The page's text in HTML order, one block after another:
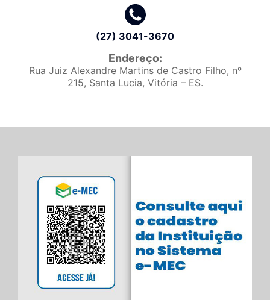
(27) 3041-3670
Endereço:
Rua Juiz Alexandre Martins de Castro Filho, nº
215, Santa Lucia, Vitória – ES.